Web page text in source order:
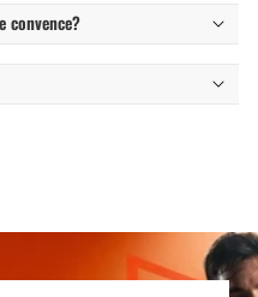
convence?